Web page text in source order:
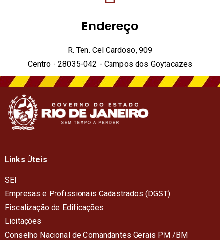
Endereço
R. Ten. Cel Cardoso, 909
Centro - 28035-042 - Campos dos Goytacazes
Links Úteis
SEI
Empresas e Profissionais Cadastrados (DGST)
Fiscalização de Edificações
Licitações
Conselho Nacional de Comandantes Gerais PM /BM